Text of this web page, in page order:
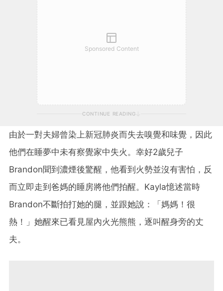
Sponsored Content
CONTINUE READING
由於一對夫婦曾染上新冠肺炎而失去嗅覺和味覺，因此
他們在睡夢中未有察覺家中失火。幸好2歲兒子
Brandon聞到濃煙後驚醒，他看到火勢並沒有害怕，反
而立即走到爸媽的睡房將他們拍醒。Kayla憶述當時
Brandon不斷拍打她的腿，並跟她說：「媽媽！很
熱！」她醒來已看見屋內火光熊熊，逐叫醒身旁的丈
夫。